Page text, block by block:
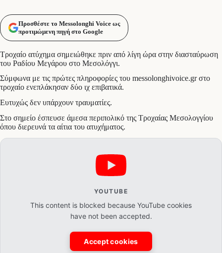
Προσθέστε το Messolonghi Voice ως
προτιμώμενη πηγή στο Google
Τροχαίο ατύχημα σημειώθηκε πριν από λίγη ώρα στην διασταύρωση
του Ραδίου Μεγάρου στο Μεσολόγγι.
Σύμφωνα με τις πρώτες πληροφορίες του messolonghivoice.gr στο
τροχαίο ενεπλάκησαν δύο ιχ επιβατικά.
Ευτυχώς δεν υπάρχουν τραυματίες.
Στο σημείο έσπευσε άμεσα περιπολικό της Τροχαίας Μεσολογγίου
όπου διερευνά τα αίτια του ατυχήματος.
YOUTUBE
This content is blocked because YouTube cookies
have not been accepted.
Accept cookies